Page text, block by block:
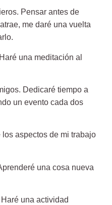
Pensar antes de
me daré una vuelta
Haré una meditación al
Dedicaré tiempo a
un evento cada dos
los aspectos de mi trabajo
una cosa nueva
Haré una actividad